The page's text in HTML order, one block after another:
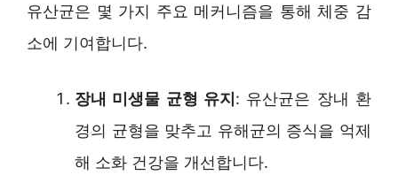
유산균은 몇 가지 주요 메커니즘을 통해 체중 감
소에 기여합니다.
장내 미생물 균형 유지: 유산균은 장내 환
경의 균형을 맞추고 유해균의 증식을 억제
해 소화 건강을 개선합니다.